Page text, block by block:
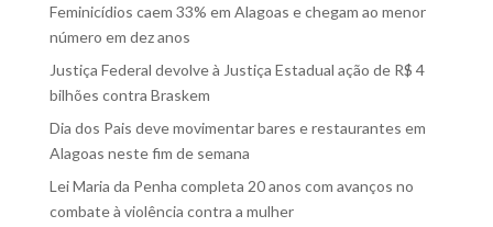
Feminicídios caem 33% em Alagoas e chegam ao menor
número em dez anos
Justiça Federal devolve à Justiça Estadual ação de R$ 4
bilhões contra Braskem
Dia dos Pais deve movimentar bares e restaurantes em
Alagoas neste fim de semana
Lei Maria da Penha completa 20 anos com avanços no
combate à violência contra a mulher